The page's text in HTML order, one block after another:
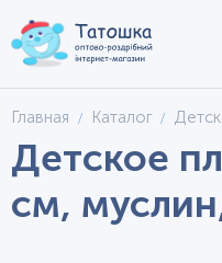
Главная Каталог
Детское
см,